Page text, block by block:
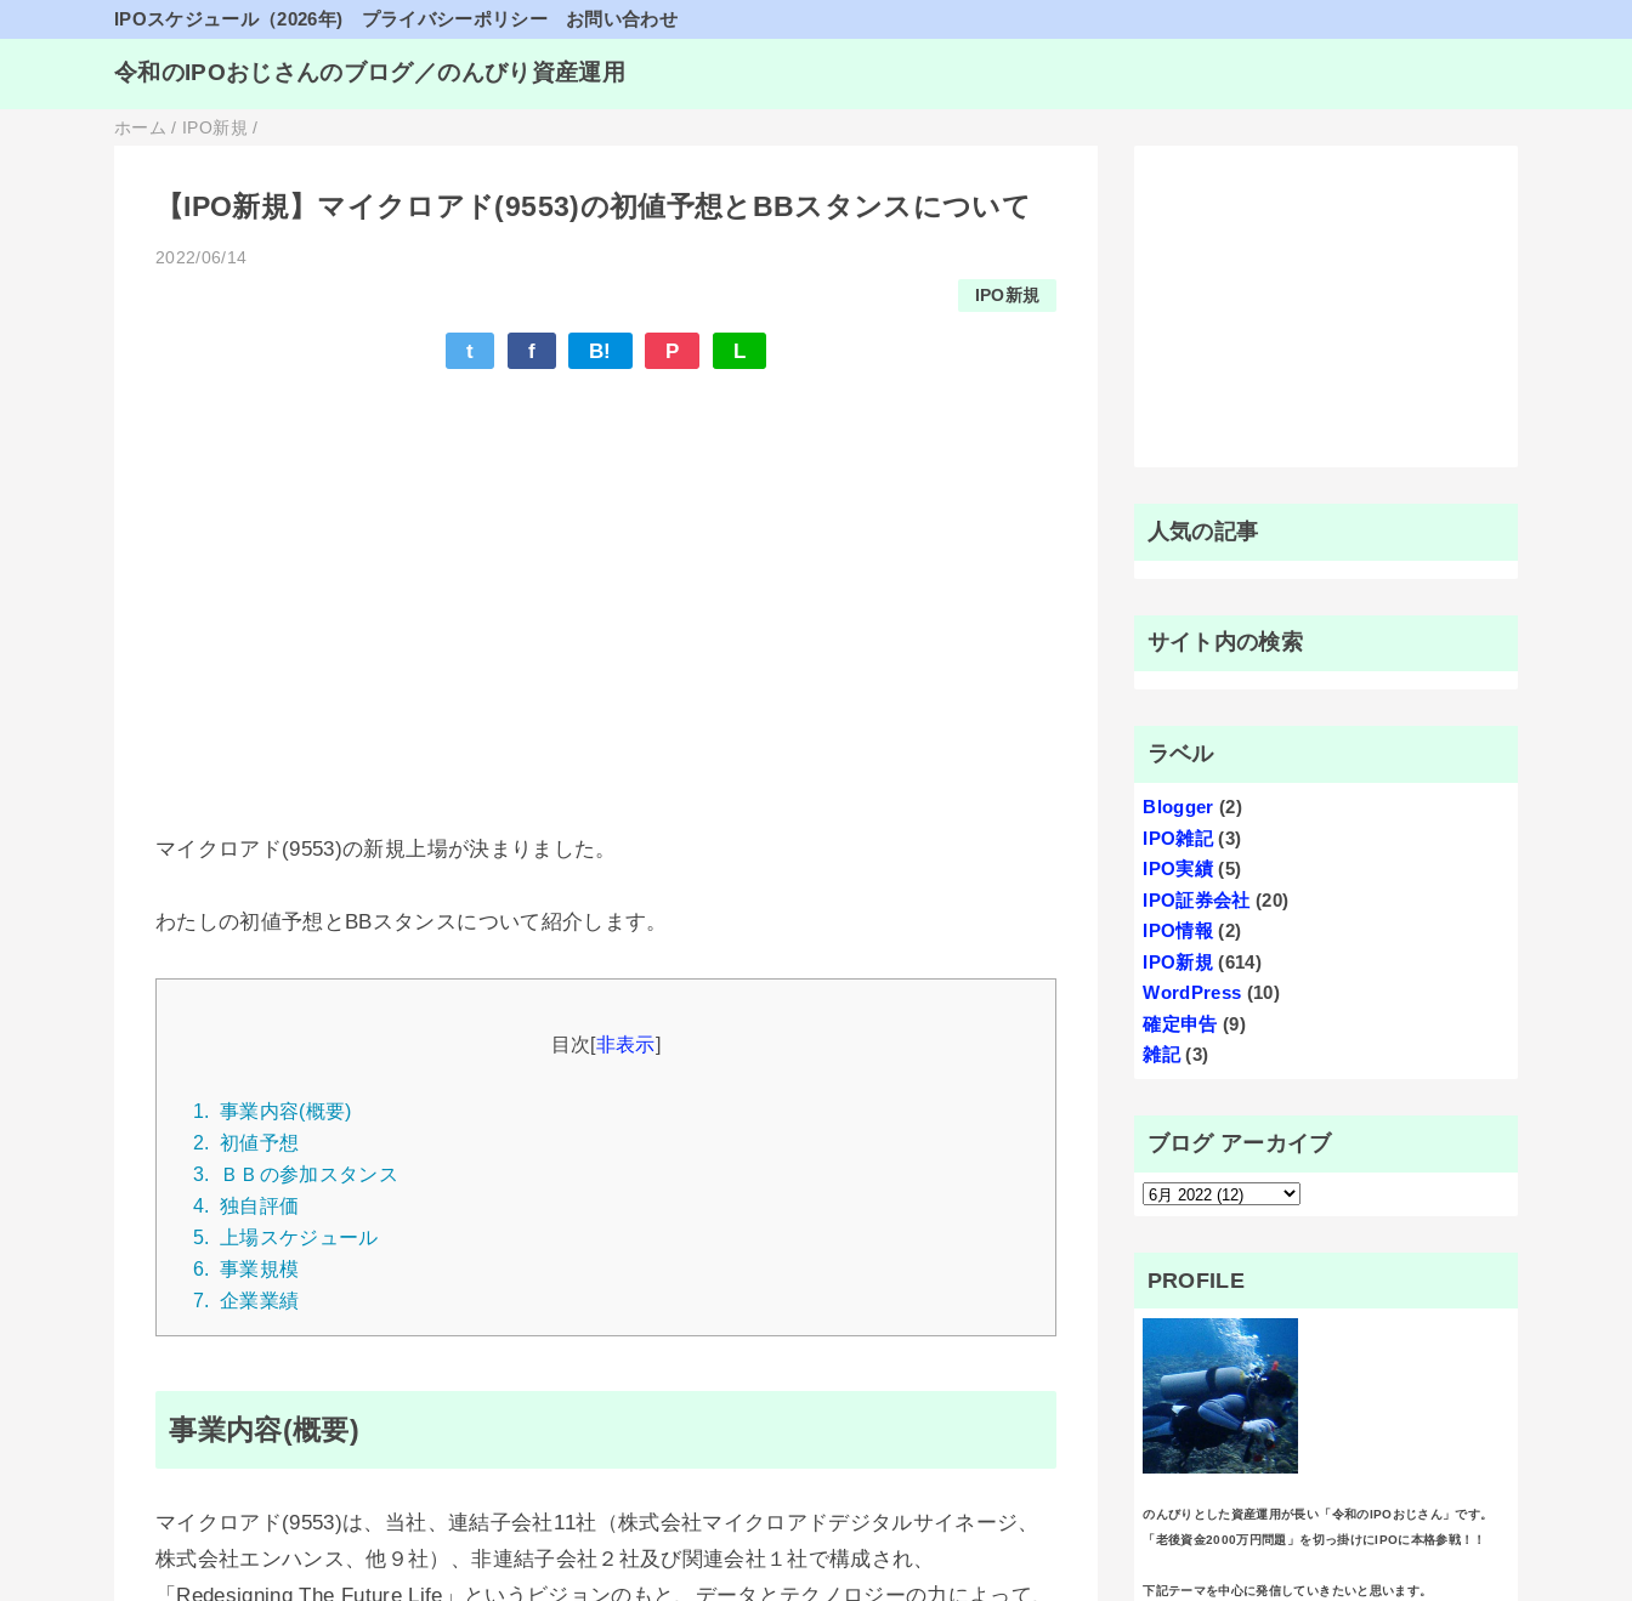
IPOスケジュール（2026年) プライバシーポリシー お問い合わせ
令和のIPOおじさんのブログ／のんびり資産運用
ホーム / IPO新規 /
【IPO新規】マイクロアド(9553)の初値予想とBBスタンスについて
2022/06/14
IPO新規
t f B! P L
マイクロアド(9553)の新規上場が決まりました。
わたしの初値予想とBBスタンスについて紹介します。
目次[非表示]
1. 事業内容(概要)
2. 初値予想
3.
ＢＢの参加スタンス
4. 独自評価
5.
上場スケジュール
6. 事業規模
7. 企業業績
事業内容(概要)
マイクロアド(9553)は、当社、連結子会社11社（株式会社マイクロアドデジタルサイネージ、
株式会社エンハンス、他９社）、非連結子会社２社及び関連会社１社で構成され、
「Redesigning The Future Life」というビジョンのもと、データとテクノロジーの力によって、
人気の記事
サイト内の検索
ラベル
Blogger (2)
IPO雑記 (3)
IPO実績 (5)
IPO証券会社 (20)
IPO情報 (2)
IPO新規 (614)
WordPress (10)
確定申告 (9)
雑記 (3)
ブログ アーカイブ
PROFILE
のんびりとした資産運用が長い「令和のIPOおじさん」です。
「老後資金2000万円問題」を切っ掛けにIPOに本格参戦！！
下記テーマを中心に発信していきたいと思います。